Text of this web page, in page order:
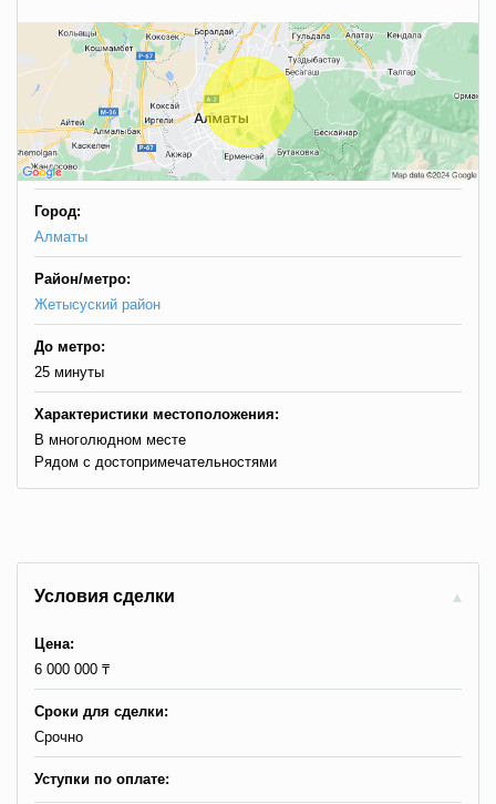
Город:
Алматы
Район/метро:
Жетысуский район
До метро:
25 минуты
Характеристики местоположения:
В многолюдном месте
Рядом с достопримечательностями
Условия сделки
Цена:
6 000 000 ₸
Сроки для сделки:
Cрочно
Уступки по оплате: